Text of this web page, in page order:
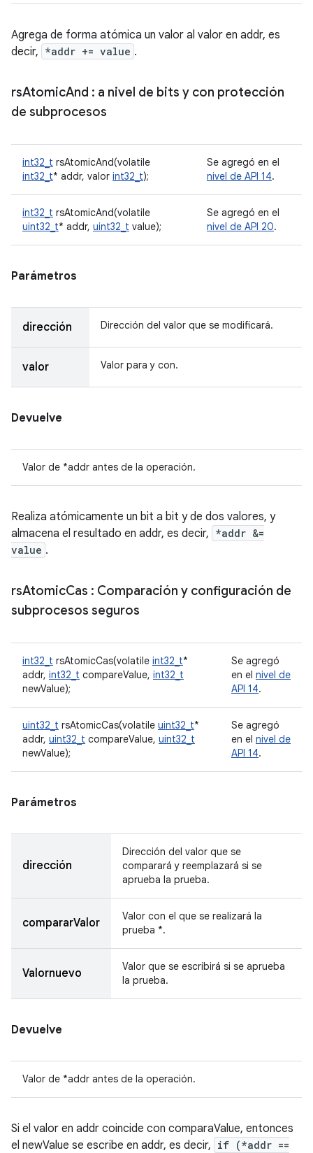
Agrega de forma atómica un valor al valor en addr, es
decir, *addr += value .
rsAtomicAnd : a nivel de bits y con protección
de subprocesos
int32_t rsAtomicAnd(volatile
int32_t* addr, valor int32_t);
Se agregó en el
nivel de API 14.
int32_t rsAtomicAnd(volatile
uint32_t* addr, uint32_t value);
Se agregó en el
nivel de API 20.
Parámetros
dirección Dirección del valor que se modificará.
valor Valor para y con.
Devuelve
Valor de *addr antes de la operación.
Realiza atómicamente un bit a bit y de dos valores, y
almacena el resultado en addr, es decir, *addr &=
value .
rsAtomicCas : Comparación y configuración de
subprocesos seguros
int32_t rsAtomicCas(volatile int32_t*
addr, int32_t compareValue, int32_t
newValue);
Se agregó
en el nivel de
API 14.
uint32_t rsAtomicCas(volatile uint32_t*
addr, uint32_t compareValue, uint32_t
newValue);
Se agregó
en el nivel de
API 14.
Parámetros
dirección
Dirección del valor que se
comparará y reemplazará si se
aprueba la prueba.
compararValor
Valor con el que se realizará la
prueba *.
Valornuevo
Valor que se escribirá si se aprueba
la prueba.
Devuelve
Valor de *addr antes de la operación.
Si el valor en addr coincide con comparaValue, entonces
el newValue se escribe en addr, es decir, if (*addr ==